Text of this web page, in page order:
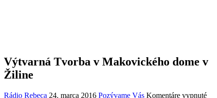
Výtvarná Tvorba v Makovického dome v
Žiline
Rádio Rebeca 24. marca 2016 Pozývame Vás Komentáre vypnuté